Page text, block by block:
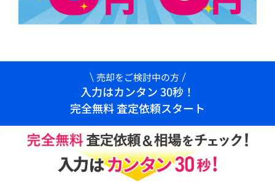
売却をご検討中の方
入力はカンタン 30秒！
完全無料 査定依頼スタート